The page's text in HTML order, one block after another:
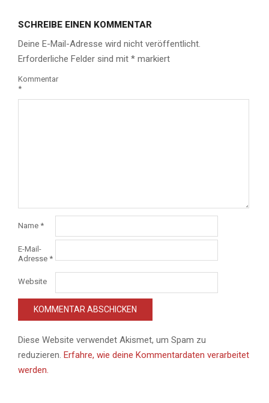
SCHREIBE EINEN KOMMENTAR
Deine E-Mail-Adresse wird nicht veröffentlicht.
Erforderliche Felder sind mit * markiert
Kommentar
*
Name *
E-Mail-
Adresse *
Website
Diese Website verwendet Akismet, um Spam zu
reduzieren. Erfahre, wie deine Kommentardaten verarbeitet
werden.